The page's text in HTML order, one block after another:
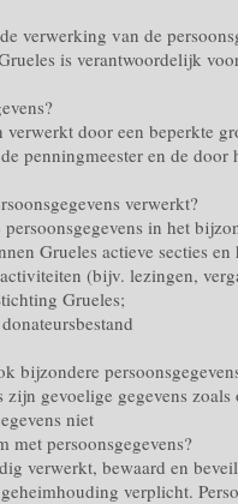
verwerking van de
is verantwoordelijk
verwerkt door een beperkte
penningmeester en de
verwerkt?
in het
Grueles actieve secties en
(bijv. lezingen,
Grueles;
bijzondere
zijn gevoelige gegevens
niet
met persoonsgegevens?
verwerkt, bewaard en
verplicht.